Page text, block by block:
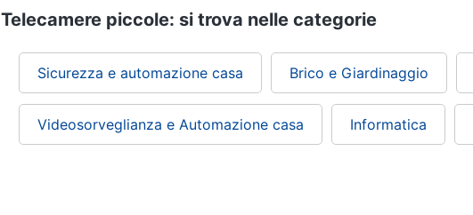
Telecamere piccole: si trova nelle categorie
Sicurezza e automazione casa Brico e Giardinaggio
Videosorveglianza e Automazione casa Informatica